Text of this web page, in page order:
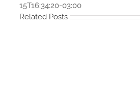
15T16:34:20-03:00
Related Posts